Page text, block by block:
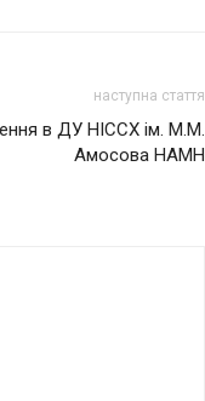
наступна стаття
в ДУ НІССХ ім. М.М.
Амосова НАМН